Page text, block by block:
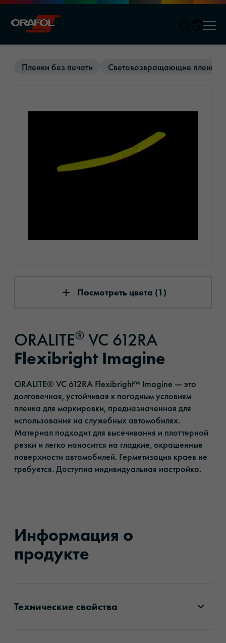
Пленки без печати Световозвращающие пленки
Посмотреть цвета (1)
ORALITE® VC 612RA
Flexibright Imagine
ORALITE® VC 612RA Flexibright™ Imagine — это
долговечная, устойчивая к погодным условиям
пленка для маркировки, предназначенная для
использования на служебных автомобилях.
Материал подходит для высечивания и плоттерной
резки и легко наносится на гладкие, окрашенные
поверхности автомобилей. Герметизация краев не
требуется. Доступна индивидуальная настройка.
Информация о
продукте
Технические свойства